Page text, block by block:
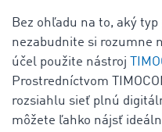
Bez ohľadu na to, aký
nezabudnite si rozumne
účel použite nástroj
Prostredníctvom
rozsiahlu sieť plnú
môžete ľahko nájsť